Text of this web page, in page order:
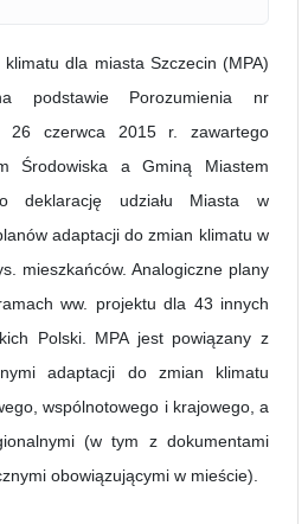
dla miasta Szczecin (MPA)
podstawie Porozumienia nr
26 czerwca 2015 r. zawartego
Środowiska a Gminą Miastem
deklarację udziału Miasta w
adaptacji do zmian klimatu w
mieszkańców. Analogiczne plany
ww. projektu dla 43 innych
Polski. MPA jest powiązany z
adaptacji do zmian klimatu
wspólnotowego i krajowego, a
(w tym z dokumentami
obowiązującymi w mieście).